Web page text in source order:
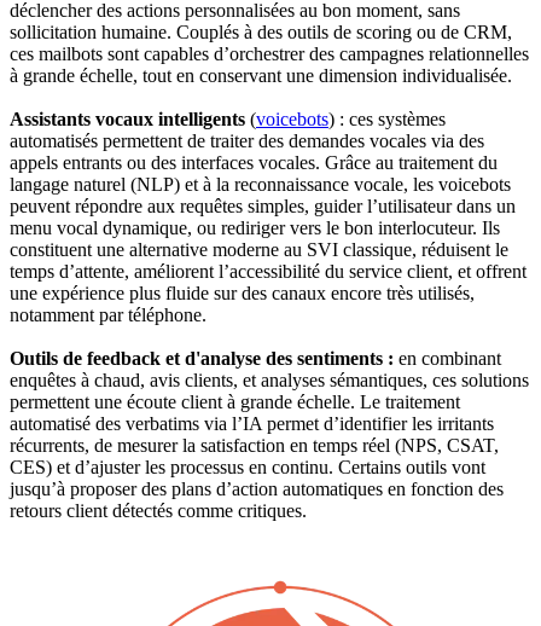
déclencher des actions personnalisées au bon moment, sans
sollicitation humaine. Couplés à des outils de scoring ou de CRM,
ces mailbots sont capables d’orchestrer des campagnes relationnelles
à grande échelle, tout en conservant une dimension individualisée.
Assistants vocaux intelligents (voicebots) : ces systèmes
automatisés permettent de traiter des demandes vocales via des
appels entrants ou des interfaces vocales. Grâce au traitement du
langage naturel (NLP) et à la reconnaissance vocale, les voicebots
peuvent répondre aux requêtes simples, guider l’utilisateur dans un
menu vocal dynamique, ou rediriger vers le bon interlocuteur. Ils
constituent une alternative moderne au SVI classique, réduisent le
temps d’attente, améliorent l’accessibilité du service client, et offrent
une expérience plus fluide sur des canaux encore très utilisés,
notamment par téléphone.
Outils de feedback et d'analyse des sentiments : en combinant
enquêtes à chaud, avis clients, et analyses sémantiques, ces solutions
permettent une écoute client à grande échelle. Le traitement
automatisé des verbatims via l’IA permet d’identifier les irritants
récurrents, de mesurer la satisfaction en temps réel (NPS, CSAT,
CES) et d’ajuster les processus en continu. Certains outils vont
jusqu’à proposer des plans d’action automatiques en fonction des
retours client détectés comme critiques.